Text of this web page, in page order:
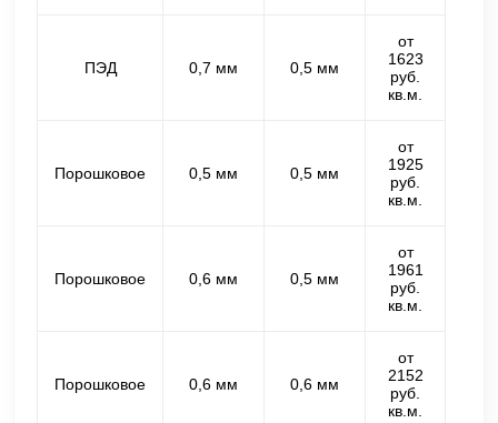
ПЭД 0,7 мм 0,5 мм
от
1623
руб.
кв.м.
Порошковое 0,5 мм 0,5 мм
от
1925
руб.
кв.м.
Порошковое 0,6 мм 0,5 мм
от
1961
руб.
кв.м.
Порошковое 0,6 мм 0,6 мм
от
2152
руб.
кв.м.